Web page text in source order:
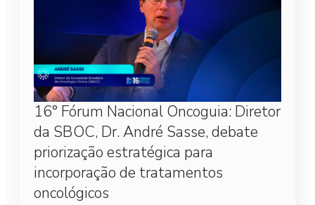
16° Fórum Nacional Oncoguia: Diretor
da SBOC, Dr. André Sasse, debate
priorização estratégica para
incorporação de tratamentos
oncológicos